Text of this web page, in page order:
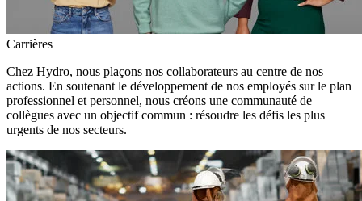
Carrières
Chez Hydro, nous plaçons nos collaborateurs au centre de nos
actions. En soutenant le développement de nos employés sur le plan
professionnel et personnel, nous créons une communauté de
collègues avec un objectif commun : résoudre les défis les plus
urgents de nos secteurs.